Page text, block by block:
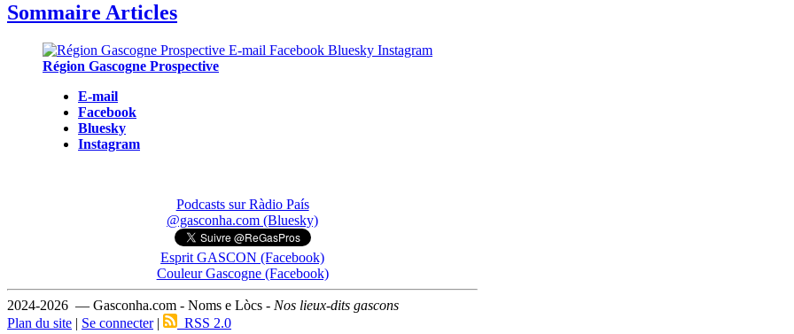
Sommaire Articles
Région Gascogne Prospective
E-mail
Facebook
Bluesky
Instagram
Podcasts sur Ràdio País
@gasconha.com (Bluesky)
Esprit GASCON (Facebook)
Couleur Gascogne (Facebook)
2024-2026 — Gasconha.com - Noms e Lòcs - Nos lieux-dits gascons
Plan du site | Se connecter| RSS 2.0